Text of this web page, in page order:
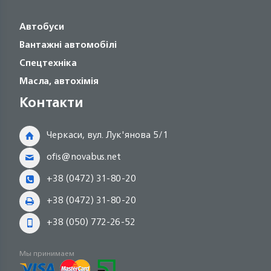
Автобуси
Вантажні автомобілі
Спецтехніка
Масла, автохімія
Контакти
Черкаси, вул. Лук'янова 5/1
ofis@novabus.net
+38 (0472) 31-80-20
+38 (0472) 31-80-20
+38 (050) 772-26-52
Мы принимаем